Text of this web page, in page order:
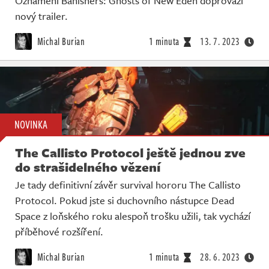
nový trailer.
Michal Burian 1 minuta 13. 7. 2023
NOVINKA
The Callisto Protocol ještě jednou zve
do strašidelného vězení
Je tady definitivní závěr survival hororu The Callisto
Protocol. Pokud jste si duchovního nástupce Dead
Space z loňského roku alespoň trošku užili, tak vychází
příběhové rozšíření.
Michal Burian 1 minuta 28. 6. 2023